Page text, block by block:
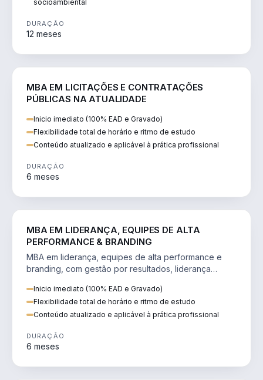
socioambiental
DURAÇÃO
12 meses
MBA EM LICITAÇÕES E CONTRATAÇÕES
PÚBLICAS NA ATUALIDADE
Inicio imediato (100% EAD e Gravado)
Flexibilidade total de horário e ritmo de estudo
Conteúdo atualizado e aplicável à prática profissional
DURAÇÃO
6 meses
MBA EM LIDERANÇA, EQUIPES DE ALTA
PERFORMANCE & BRANDING
MBA em liderança, equipes de alta performance e
branding, com gestão por resultados, liderança
Inicio imediato (100% EAD e Gravado)
Flexibilidade total de horário e ritmo de estudo
Conteúdo atualizado e aplicável à prática profissional
DURAÇÃO
6 meses